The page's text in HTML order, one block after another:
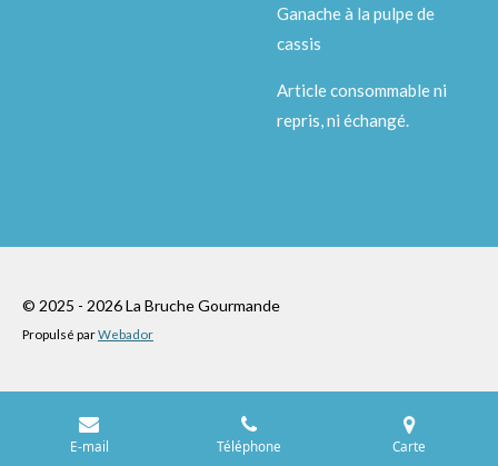
Ganache à la pulpe de
cassis
Article consommable ni
repris, ni échangé.
© 2025 - 2026 La Bruche Gourmande
Propulsé parWebador
E-mail Téléphone Carte